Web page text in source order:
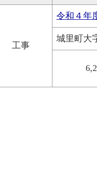
工事
令和４年
城里町大